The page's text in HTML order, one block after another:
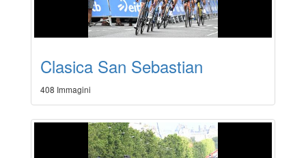
Clasica San Sebastian
408 Immagini